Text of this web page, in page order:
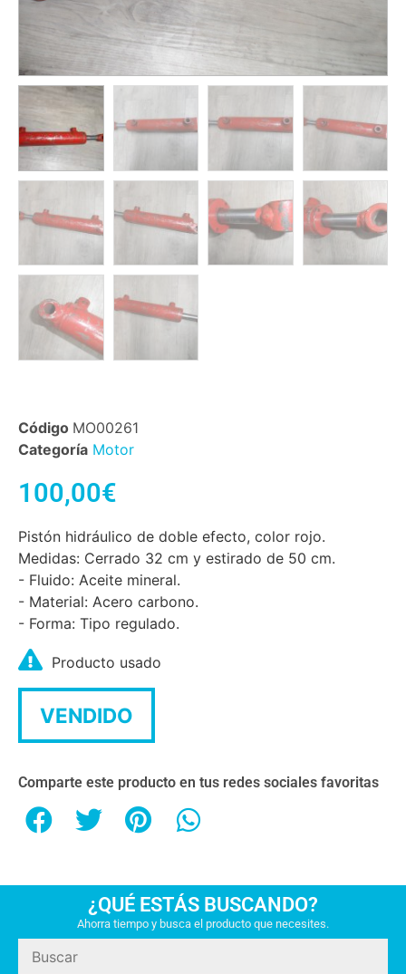
Código MO00261
Categoría Motor
100,00€
Pistón hidráulico de doble efecto, color rojo.
Medidas: Cerrado 32 cm y estirado de 50 cm.
- Fluido: Aceite mineral.
- Material: Acero carbono.
- Forma: Tipo regulado.
Producto usado
VENDIDO
Comparte este producto en tus redes sociales favoritas
¿QUÉ ESTÁS BUSCANDO?
Ahorra tiempo y busca el producto que necesites.